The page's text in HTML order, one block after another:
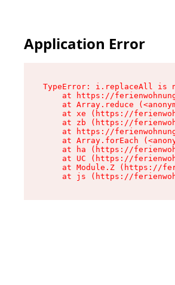
Application Error
TypeError: i.replaceAll is
at https://
at Array.reduce
at xe (https://
at zb (https://
at https://
at Array.forEach
at ha (https://
at UC (https://
at Module.Z (https://
at js (https://